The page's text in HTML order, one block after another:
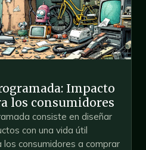
Impacto
los consumidores
consiste en diseñar
con una vida útil
consumidores a comprar